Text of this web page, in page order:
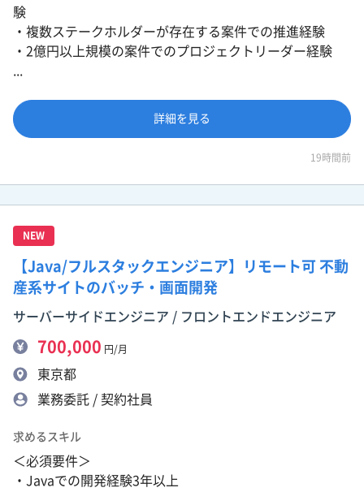
験
・複数ステークホルダーが存在する案件での推進経験
・2億円以上規模の案件でのプロジェクトリーダー経験
詳細を見る
19時間前
NEW
【Java/フルスタックエンジニア】リモート可 不動
産系サイトのバッチ・画面開発
サーバーサイドエンジニア / フロントエンドエンジニア
700,000 円/月
東京都
業務委託 / 契約社員
求めるスキル
＜必須要件＞
・Javaでの開発経験3年以上